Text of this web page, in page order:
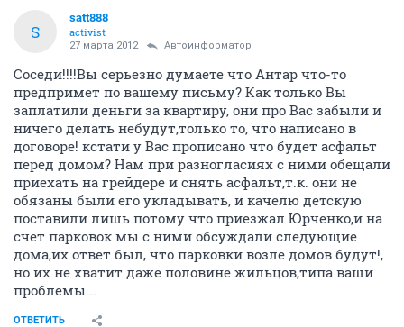
S
satt888
activist
27 марта 2012 Автоинформатор
Соседи!!!!Вы серьезно думаете что Антар что-то
предпримет по вашему письму? Как только Вы
заплатили деньги за квартиру, они про Вас забыли и
ничего делать небудут,только то, что написано в
договоре! кстати у Вас прописано что будет асфальт
перед домом? Нам при разногласиях с ними обещали
приехать на грейдере и снять асфальт,т.к. они не
обязаны были его укладывать, и качелю детскую
поставили лишь потому что приезжал Юрченко,и на
счет парковок мы с ними обсуждали следующие
дома,их ответ был, что парковки возле домов будут!,
но их не хватит даже половине жильцов,типа ваши
проблемы...
ОТВЕТИТЬ